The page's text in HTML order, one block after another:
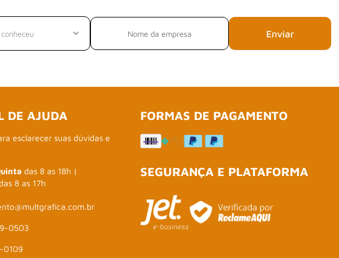
Enviar
DE AJUDA
esclarecer suas dúvidas e
das 8 as 18h |
8 as 17h
0503
0109
FORMAS DE PAGAMENTO
SEGURANÇA E PLATAFORMA